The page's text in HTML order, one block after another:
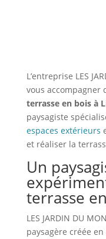
L’entreprise LES
vous accompagner
terrasse en bois à
paysagiste
espaces extérieurs
et réaliser la
Un
terrasse
LES JARDIN DU
paysagère créée